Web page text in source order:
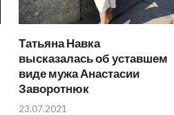
Татьяна Навка
высказалась об уставшем
виде мужа Анастасии
Заворотнюк
23.07.2021